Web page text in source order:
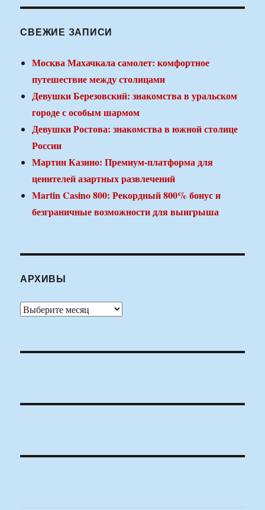
СВЕЖИЕ ЗАПИСИ
Москва Махачкала самолет: комфортное
путешествие между столицами
Девушки Березовский: знакомства в уральском
городе с особым шармом
Девушки Ростова: знакомства в южной столице
России
Мартин Казино: Премиум-платформа для
ценителей азартных развлечений
Martin Casino 800: Рекордный 800% бонус и
безграничные возможности для выигрыша
АРХИВЫ
Архивы